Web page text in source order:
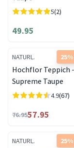
5(2)
49.95
NATURL.
Hochflor Teppich
Supreme Taupe
4.9(67)
76.9557.95
NATURL.